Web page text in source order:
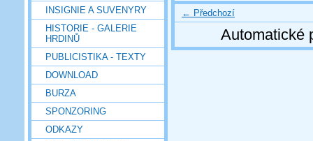
INSIGNIE A SUVENYRY
HISTORIE - GALERIE
HRDINŮ
PUBLICISTIKA - TEXTY
DOWNLOAD
BURZA
SPONZORING
ODKAZY
← Předchozí
Automatické